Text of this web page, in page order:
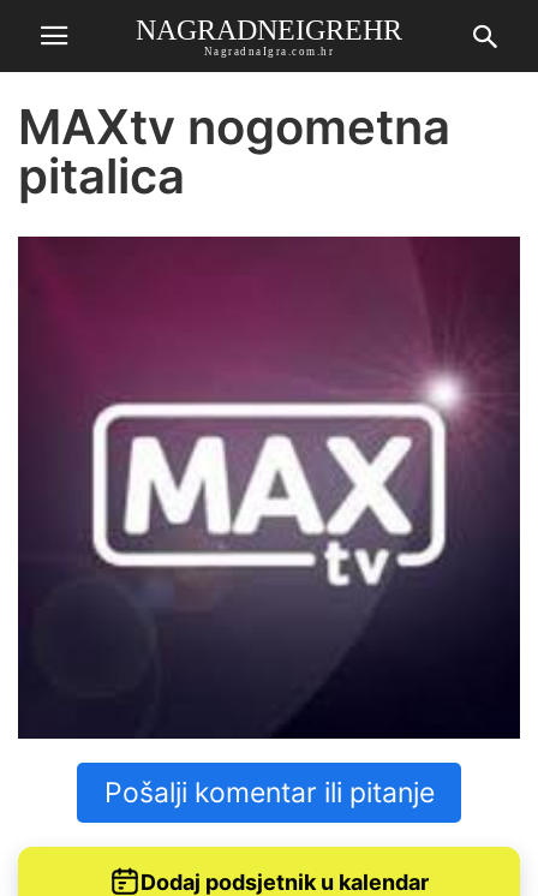
NAGRADNEIGREHR
NagradnaIgra.com.hr
MAXtv nogometna
pitalica
Pošalji komentar ili pitanje
Dodaj podsjetnik u kalendar